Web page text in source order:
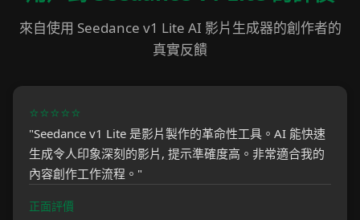
來自使用 Seedance v1 Lite AI 影片生成器的創作者的
真實反饋
⭐⭐⭐⭐⭐
"Seedance v1 Lite 是影片製作的革命性工具。AI 能快速
生成令人印象深刻的影片, 提示準確度高。非常適合我的
內容創作工作流程。"
正面評價